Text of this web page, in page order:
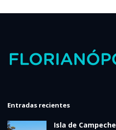
Entradas recientes
Isla de Campeche